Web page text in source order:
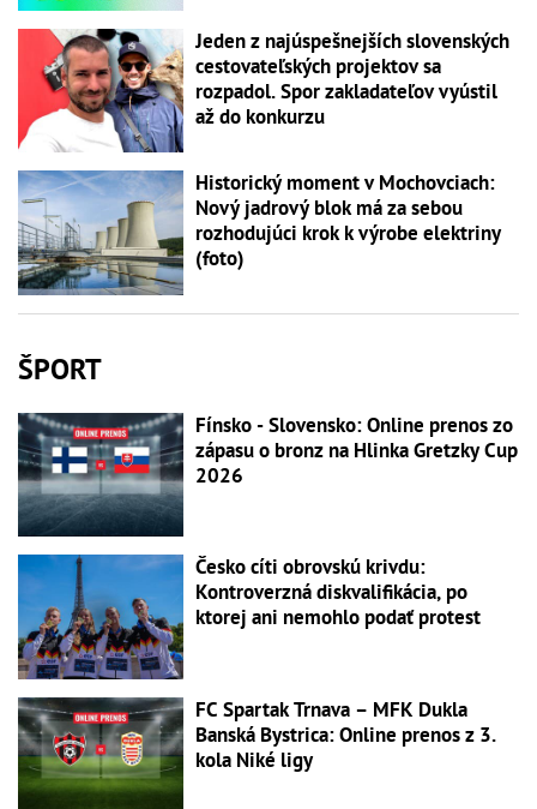
Jeden z najúspešnejších slovenských
cestovateľských projektov sa
rozpadol. Spor zakladateľov vyústil
až do konkurzu
Historický moment v Mochovciach:
Nový jadrový blok má za sebou
rozhodujúci krok k výrobe elektriny
(foto)
ŠPORT
Fínsko - Slovensko: Online prenos zo
zápasu o bronz na Hlinka Gretzky Cup
2026
Česko cíti obrovskú krivdu:
Kontroverzná diskvalifikácia, po
ktorej ani nemohlo podať protest
FC Spartak Trnava – MFK Dukla
Banská Bystrica: Online prenos z 3.
kola Niké ligy